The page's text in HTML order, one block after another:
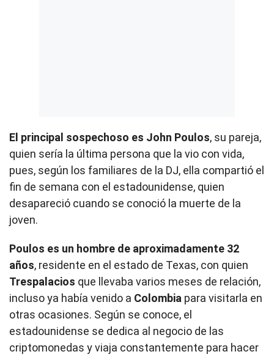
El principal sospechoso es John Poulos, su pareja,
quien sería la última persona que la vio con vida,
pues, según los familiares de la DJ, ella compartió el
fin de semana con el estadounidense, quien
desapareció cuando se conoció la muerte de la
joven.
Poulos es un hombre de aproximadamente 32
años, residente en el estado de Texas, con quien
Trespalacios que llevaba varios meses de relación,
incluso ya había venido a Colombia para visitarla en
otras ocasiones. Según se conoce, el
estadounidense se dedica al negocio de las
criptomonedas y viaja constantemente para hacer